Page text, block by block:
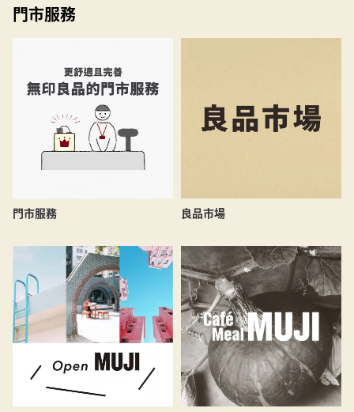
門市服務
門市服務 良品市場